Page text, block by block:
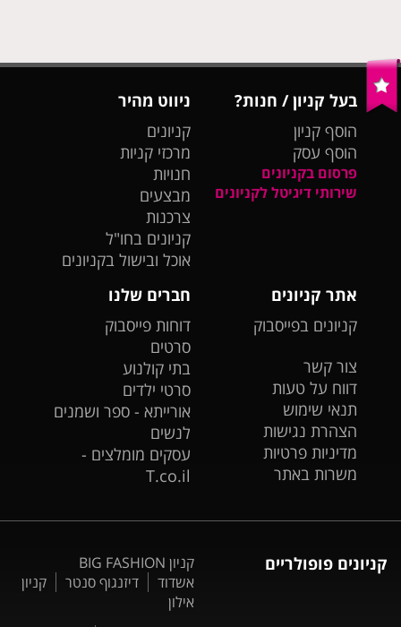
בעל קניון / חנות?
הוסף קניון
הוסף עסק
פרסום בקניונים
שירותי דיגיטל לקניונים
ניווט מהיר
קניונים
מרכזי קניות
חנויות
מבצעים
צרכנות
קניונים בחו"ל
אוכל ובישול בקניונים
אתר קניונים
קניונים בפייסבוק
צור קשר
דווח על טעות
תנאי שימוש
הצהרת נגישות
מדיניות פרטיות
משרות באתר
חברים שלנו
דוחות פייסבוק
סרטים
בתי קולנוע
סרטי ילדים
אורייתא - ספר ושמנים
לנשים
עסקים מומלצים -
T.co.il
קניונים פופולריים
קניון BIG FASHION
אשדוד
דיזנגוף סנטר
קניון
אילון